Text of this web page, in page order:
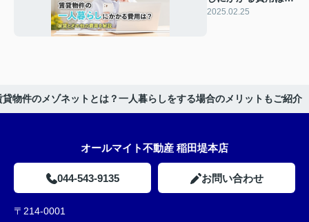
家賃とその他の費用
2025.02.25
貸物件のメゾネットとは？一人暮らしをする場合のメリットもご紹介
オールマイト不動産 稲田堤本店
044-543-9135 お問い合わせ
〒214-0001